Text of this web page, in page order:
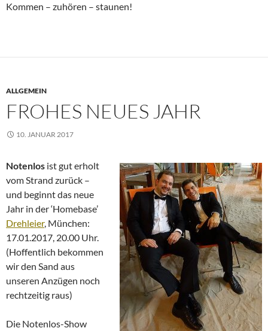
Kommen – zuhören – staunen!
ALLGEMEIN
FROHES NEUES JAHR
10. JANUAR 2017
Notenlos ist gut erholt
vom Strand zurück –
und beginnt das neue
Jahr in der ‘Homebase’
Drehleier, München:
17.01.2017, 20.00 Uhr.
(Hoffentlich bekommen
wir den Sand aus
unseren Anzügen noch
rechtzeitig raus)
Die Notenlos-Show